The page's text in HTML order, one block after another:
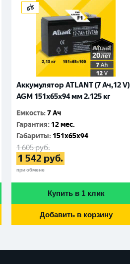
Аккумулятор ATLANT (7 Ач,12 V)
AGM 151x65x94 мм 2.125 кг
Емкость:7 Ач
Гарантия: 12 мес.
Габариты: 151x65x94
1 605руб.
1 542 руб.
при обмене
Купить в 1 клик
Добавить в корзину